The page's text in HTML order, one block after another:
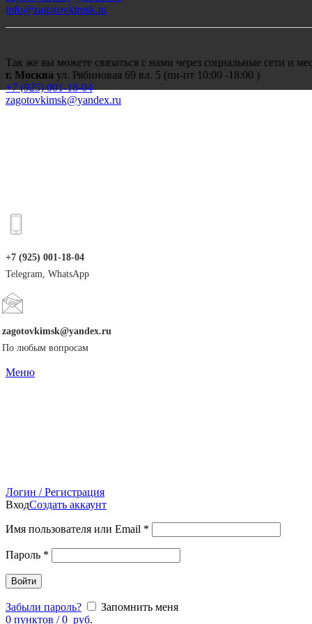
info@zagotovkimsk.ru
Так же вы можете связаться с нами через социальные сети и
г. Москва ул. Рябиновая 69 вл. 5 (пн-пт 10:00 -18:00 )
+7 (925) 001-18-04
zagotovkimsk@yandex.ru
+7 (925) 001-18-04
Telegram, WhatsApp
zagotovkimsk@yandex.ru
По любым вопросам
Меню
Логин / Регистрация
ВходСоздать аккаунт
Имя пользователя или Email *
Пароль *
Войти
Забыли пароль?
Запомнить меня
0 пунктов / 0 руб.